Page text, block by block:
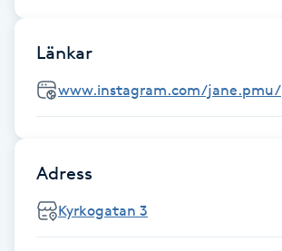
Fransförlängning Megavolym
Fransförlängning Volym
Fransk manikyr
Länkar
www.instagram.com/jane.pmu/
Adress
Kyrkogatan 3